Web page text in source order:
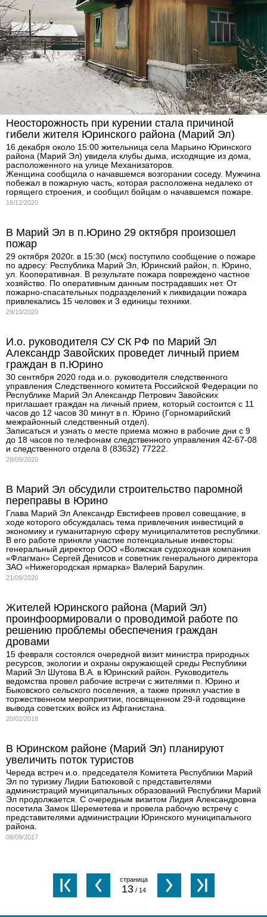
Неосторожность при курении стала причиной
гибели жителя Юринского района (Марий Эл)
16 декабря около 15:00 жительница села Марьино Юринского
района (Марий Эл) увидела клубы дыма, исходящие из дома,
расположенного на улице Механизаторов.
Женщина сообщила о начавшемся возгорании соседу. Мужчина
побежал в пожарную часть, которая расположена недалеко от
горящего строения, и сообщил бойцам о начавшемся пожаре.
18/12/2020
В Марий Эл в п.Юрино 29 октября произошел
пожар
29 октября 2020г. в 15:30 (мск) поступило сообщение о пожаре
по адресу: Республика Марий Эл, Юринский район, п. Юрино,
ул. Кооперативная. В результате пожара повреждено частное
хозяйство. По оперативным данным пострадавших нет. От
пожарно-спасательных подразделений к ликвидации пожара
привлекались 15 человек и 3 единицы техники.
29/10/2020
И.о. руководителя СУ СК РФ по Марий Эл
Александр Завойских проведет личный прием
граждан в п.Юрино
30 сентября 2020 года и.о. руководителя следственного
управления Следственного комитета Российской Федерации по
Республике Марий Эл Александр Петрович Завойских
приглашает граждан на личный прием, который состоится с 11
часов до 12 часов 30 минут в п. Юрино (Горномарийский
межрайонный следственный отдел).
Записаться и узнать о месте приема можно в рабочие дни с 9
до 18 часов по телефонам следственного управления 42-67-08
и следственного отдела 8 (83632) 77222.
28/09/2020
В Марий Эл обсудили строительство паромной
переправы в Юрино
Глава Марий Эл Александр Евстифеев провел совещание, в
ходе которого обсуждалась тема привлечения инвестиций в
экономику и гуманитарную сферу муниципалитетов республики.
В его работе приняли участие потенциальные инвесторы:
генеральный директор ООО «Волжская судоходная компания
«Флагман» Сергей Денисов и советник генерального директора
ЗАО «Нижегородская ярмарка» Валерий Барулин.
21/09/2020
Жителей Юринского района (Марий Эл)
проинфоормировали о проводимой работе по
решению проблемы обеспечения граждан
дровами
15 февраля состоялся очередной визит министра природных
ресурсов, экологии и охраны окружающей среды Республики
Марий Эл Шутова В.А. в Юринский район. Руководитель
ведомства провел рабочие встречи с жителями п. Юрино и
Быковского сельского поселения, а также принял участие в
торжественном мероприятии, посвященном 29-й годовщине
вывода советских войск из Афганистана.
20/02/2018
В Юринском районе (Марий Эл) планируют
увеличить поток туристов
Череда встреч и.о. председателя Комитета Республики Марий
Эл по туризму Лидии Батюковой с представителями
администраций муниципальных образований Республики Марий
Эл продолжается. С очередным визитом Лидия Александровна
посетила Замок Шереметева и провела рабочую встречу с
представителями администрации Юринского муниципального
района.
08/09/2017
13/ 14